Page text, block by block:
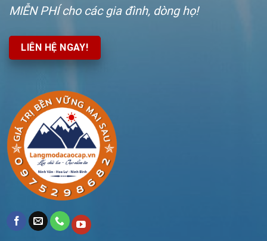
MIỄN PHÍ cho các gia đình, dòng họ!
LIÊN HỆ NGAY!